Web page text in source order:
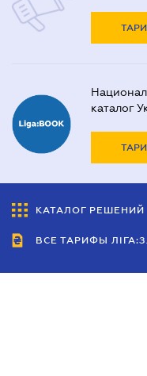
каталог
КАТАЛОГ РЕШЕНИЙ
ВСЕ ТАРИФЫ